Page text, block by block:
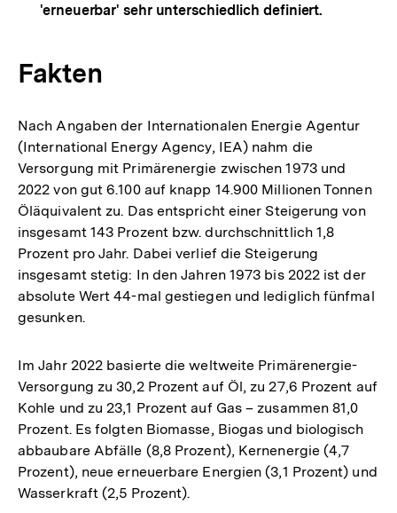
'erneuerbar' sehr unterschiedlich definiert.
Fakten
Nach Angaben der Internationalen Energie Agentur
(International Energy Agency, IEA) nahm die
Versorgung mit Primärenergie zwischen 1973 und
2022 von gut 6.100 auf knapp 14.900 Millionen Tonnen
Öläquivalent zu. Das entspricht einer Steigerung von
insgesamt 143 Prozent bzw. durchschnittlich 1,8
Prozent pro Jahr. Dabei verlief die Steigerung
insgesamt stetig: In den Jahren 1973 bis 2022 ist der
absolute Wert 44-mal gestiegen und lediglich fünfmal
gesunken.
Im Jahr 2022 basierte die weltweite Primärenergie-
Versorgung zu 30,2 Prozent auf Öl, zu 27,6 Prozent auf
Kohle und zu 23,1 Prozent auf Gas – zusammen 81,0
Prozent. Es folgten Biomasse, Biogas und biologisch
abbaubare Abfälle (8,8 Prozent), Kernenergie (4,7
Prozent), neue erneuerbare Energien (3,1 Prozent) und
Wasserkraft (2,5 Prozent).